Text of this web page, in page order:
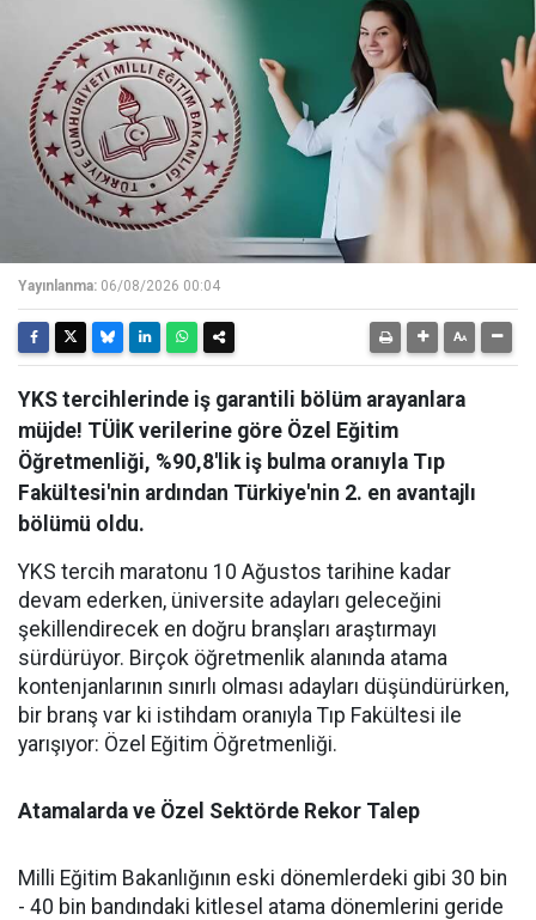
Yayınlanma: 06/08/2026 00:04
YKS tercihlerinde iş garantili bölüm arayanlara
müjde! TÜİK verilerine göre Özel Eğitim
Öğretmenliği, %90,8'lik iş bulma oranıyla Tıp
Fakültesi'nin ardından Türkiye'nin 2. en avantajlı
bölümü oldu.
YKS tercih maratonu 10 Ağustos tarihine kadar
devam ederken, üniversite adayları geleceğini
şekillendirecek en doğru branşları araştırmayı
sürdürüyor. Birçok öğretmenlik alanında atama
kontenjanlarının sınırlı olması adayları düşündürürken,
bir branş var ki istihdam oranıyla Tıp Fakültesi ile
yarışıyor: Özel Eğitim Öğretmenliği.
Atamalarda ve Özel Sektörde Rekor Talep
​Milli Eğitim Bakanlığının eski dönemlerdeki gibi 30 bin
- 40 bin bandındaki kitlesel atama dönemlerini geride